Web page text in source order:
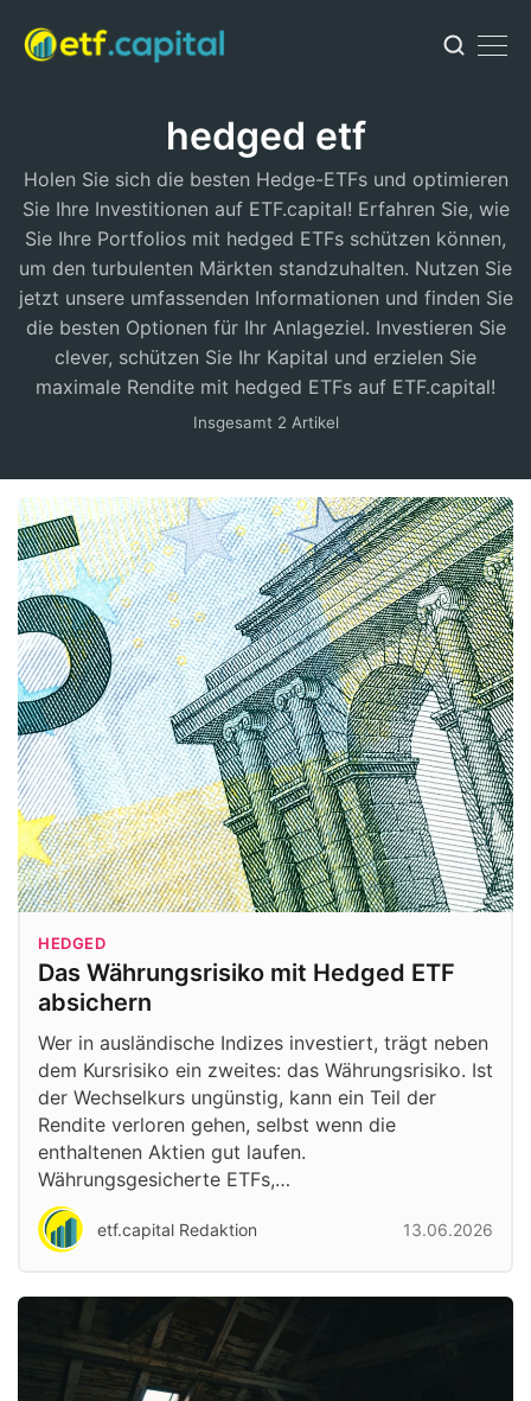
hedged etf
Holen Sie sich die besten Hedge-ETFs und optimieren
Sie Ihre Investitionen auf ETF.capital! Erfahren Sie, wie
Sie Ihre Portfolios mit hedged ETFs schützen können,
um den turbulenten Märkten standzuhalten. Nutzen Sie
jetzt unsere umfassenden Informationen und finden Sie
die besten Optionen für Ihr Anlageziel. Investieren Sie
clever, schützen Sie Ihr Kapital und erzielen Sie
maximale Rendite mit hedged ETFs auf ETF.capital!
Insgesamt 2 Artikel
HEDGED
Das Währungsrisiko mit Hedged ETF
absichern
Wer in ausländische Indizes investiert, trägt neben
dem Kursrisiko ein zweites: das Währungsrisiko. Ist
der Wechselkurs ungünstig, kann ein Teil der
Rendite verloren gehen, selbst wenn die
enthaltenen Aktien gut laufen.
Währungsgesicherte ETFs,…
etf.capital Redaktion 13.06.2026